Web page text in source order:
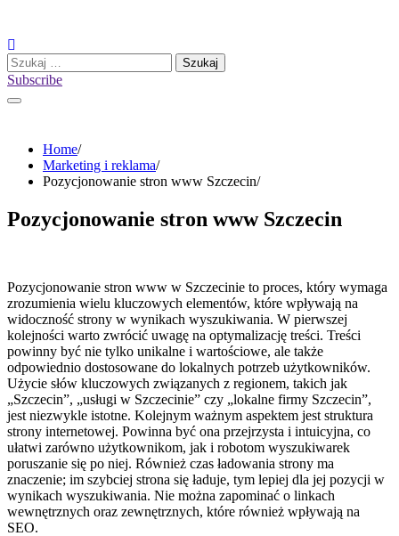
content
Szukaj:
Subscribe
Home
Marketing i reklama
Pozycjonowanie stron www Szczecin
Pozycjonowanie stron www Szczecin
Pozycjonowanie stron www w Szczecinie to proces, który wymaga
zrozumienia wielu kluczowych elementów, które wpływają na
widoczność strony w wynikach wyszukiwania. W pierwszej
kolejności warto zwrócić uwagę na optymalizację treści. Treści
powinny być nie tylko unikalne i wartościowe, ale także
odpowiednio dostosowane do lokalnych potrzeb użytkowników.
Użycie słów kluczowych związanych z regionem, takich jak
„Szczecin”, „usługi w Szczecinie” czy „lokalne firmy Szczecin”,
jest niezwykle istotne. Kolejnym ważnym aspektem jest struktura
strony internetowej. Powinna być ona przejrzysta i intuicyjna, co
ułatwi zarówno użytkownikom, jak i robotom wyszukiwarek
poruszanie się po niej. Również czas ładowania strony ma
znaczenie; im szybciej strona się ładuje, tym lepiej dla jej pozycji w
wynikach wyszukiwania. Nie można zapominać o linkach
wewnętrznych oraz zewnętrznych, które również wpływają na
SEO.